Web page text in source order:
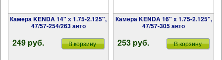
Камера KENDA 14" х 1.75-2.125",
47/57-254/263 авто
249 pуб. В корзину
Камера KENDA 16" х 1.75-2.125",
47/57-305 авто
253 pуб. В корзину